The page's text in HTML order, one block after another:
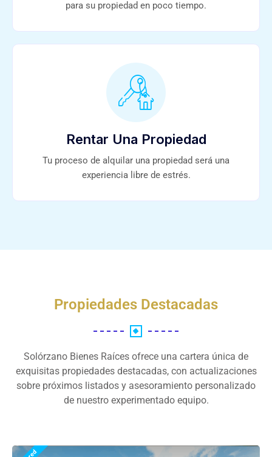
para su propiedad en poco tiempo.
Rentar Una Propiedad
Tu proceso de alquilar una propiedad será una
experiencia libre de estrés.
Propiedades Destacadas
Solórzano Bienes Raíces ofrece una cartera única de
exquisitas propiedades destacadas, con actualizaciones
sobre próximos listados y asesoramiento personalizado
de nuestro experimentado equipo.